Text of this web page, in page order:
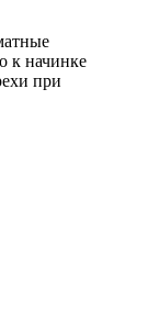
к начинке
при